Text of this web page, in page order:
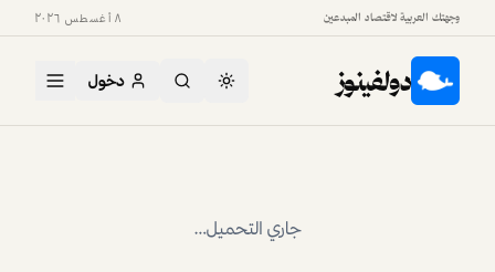
وجهتك العربية لاقتصاد المبدعين ٨ أغسطس ٢٠٢٦
دولفينوز دخول
جاري التحميل…